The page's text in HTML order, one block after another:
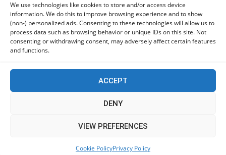
We use technologies like cookies to store and/or access device
information. We do this to improve browsing experience and to show
(non-) personalized ads. Consenting to these technologies will allow us to
process data such as browsing behavior or unique IDs on this site. Not
consenting or withdrawing consent, may adversely affect certain features
and functions.
ACCEPT
DENY
VIEW PREFERENCES
Cookie PolicyPrivacy Policy
ΕΟΑ Πάφου: Δικαστικά εντάλματα εκκένωσης για
όσους δεν συμμορφώθηκαν για τις επικίνδυνες
οικοδομές
06/08/2026
This website uses cookies to improve your experience. We'll
Accept
Read More